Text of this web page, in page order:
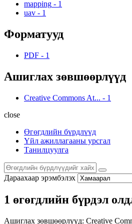
mapping - 1
uav - 1
Форматууд
PDF - 1
Ашиглах зөвшөөрлүүд
Creative Commons At... - 1
close
Өгөгдлийн бүрдлүүд
Үйл ажиллагааны урсгал
Танилцуулга
Дараахаар эрэмбэлэх
1 өгөгдлийн бүрдэл
Ашиглах зөвшөөрлүүд: Creative